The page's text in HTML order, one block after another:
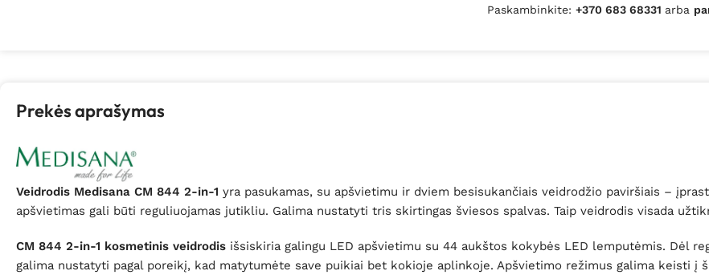
Paskambinkite:+370 683 68331 arba
Prekės aprašymas
Veidrodis Medisana CM 844 2-in-1 yra pasukamas, su apšvietimu ir dviem besisukančiais veidrodžio paviršiais –
apšvietimas gali būti reguliuojamas jutikliu. Galima nustatyti tris skirtingas šviesos spalvas. Taip veidrodis visada
CM 844 2-in-1 kosmetinis veidrodis išsiskiria galingu LED apšvietimu su 44 aukštos kokybės LED lemputėmis. Dėl
galima nustatyti pagal poreikį, kad matytumėte save puikiai bet kokioje aplinkoje. Apšvietimo režimus galima keisti į